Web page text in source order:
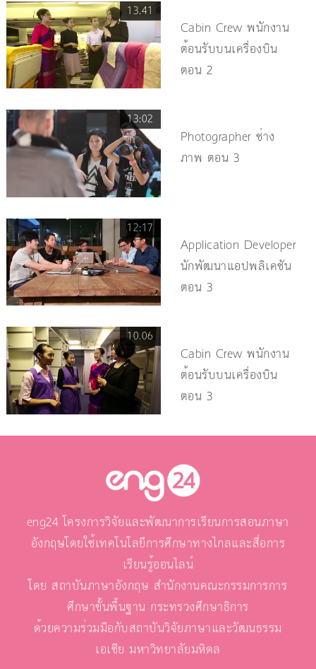
13.41
Cabin Crew พนักงาน
ต้อนรับบนเครื่องบิน
ตอน 2
13:02
Photographer ช่าง
ภาพ ตอน 3
12:17
Application Developer
นักพัฒนาแอปพลิเคชัน
ตอน 3
10.06
Cabin Crew พนักงาน
ต้อนรับบนเครื่องบิน
ตอน 3
eng24 โครงการวิจัยและพัฒนาการเรียนการสอนภาษา
อังกฤษโดยใช้เทคโนโลยีการศึกษาทางไกลและสื่อการ
เรียนรู้ออนไลน์
โดย สถาบันภาษาอังกฤษ สำนักงานคณะกรรมการการ
ศึกษาขั้นพื้นฐาน กระทรวงศึกษาธิการ
ด้วยความร่วมมือกับสถาบันวิจัยภาษาและวัฒนธรรม
เอเชีย มหาวิทยาลัยมหิดล